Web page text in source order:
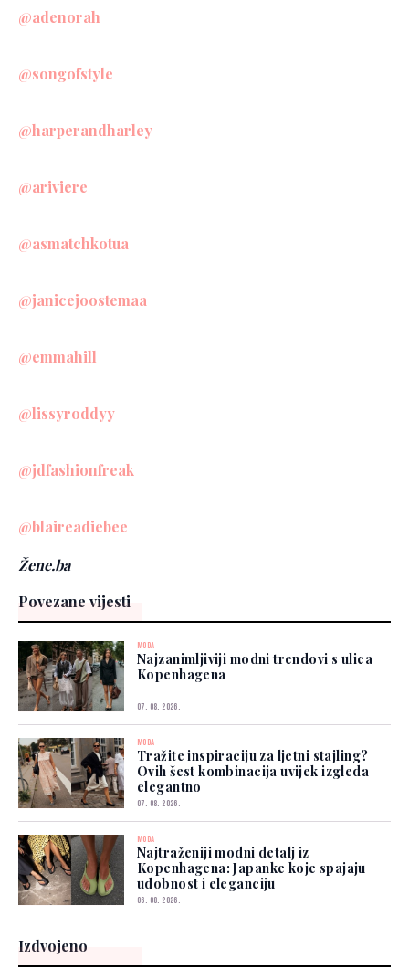
@adenorah
@songofstyle
@harperandharley
@ariviere
@asmatchkotua
@janicejoostemaa
@emmahill
@lissyroddyy
@jdfashionfreak
@blaireadiebee
Žene.ba
Povezane vijesti
MODA
Najzanimljiviji modni trendovi s ulica
Kopenhagena
07. 08. 2026.
MODA
Tražite inspiraciju za ljetni stajling?
Ovih šest kombinacija uvijek izgleda
elegantno
07. 08. 2026.
MODA
Najtraženiji modni detalj iz
Kopenhagena: Japanke koje spajaju
udobnost i eleganciju
06. 08. 2026.
Izdvojeno